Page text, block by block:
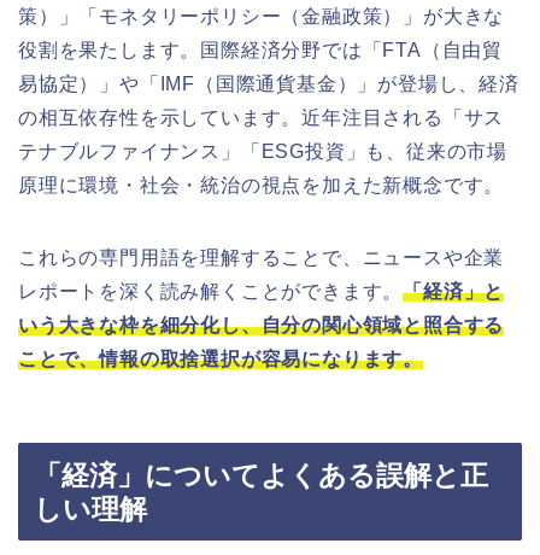
策）」「モネタリーポリシー（金融政策）」が大きな
役割を果たします。国際経済分野では「FTA（自由貿
易協定）」や「IMF（国際通貨基金）」が登場し、経済
の相互依存性を示しています。近年注目される「サス
テナブルファイナンス」「ESG投資」も、従来の市場
原理に環境・社会・統治の視点を加えた新概念です。
これらの専門用語を理解することで、ニュースや企業
レポートを深く読み解くことができます。「経済」と
いう大きな枠を細分化し、自分の関心領域と照合する
ことで、情報の取捨選択が容易になります。
「経済」についてよくある誤解と正
しい理解